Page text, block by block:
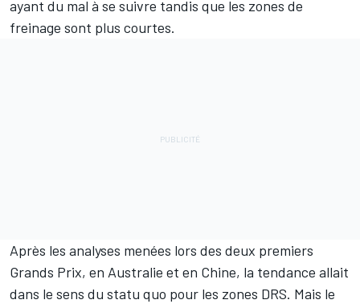
ayant du mal à se suivre tandis que les zones de
freinage sont plus courtes.
Après les analyses menées lors des deux premiers
Grands Prix, en Australie et en Chine, la tendance allait
dans le sens du statu quo pour les zones DRS. Mais le